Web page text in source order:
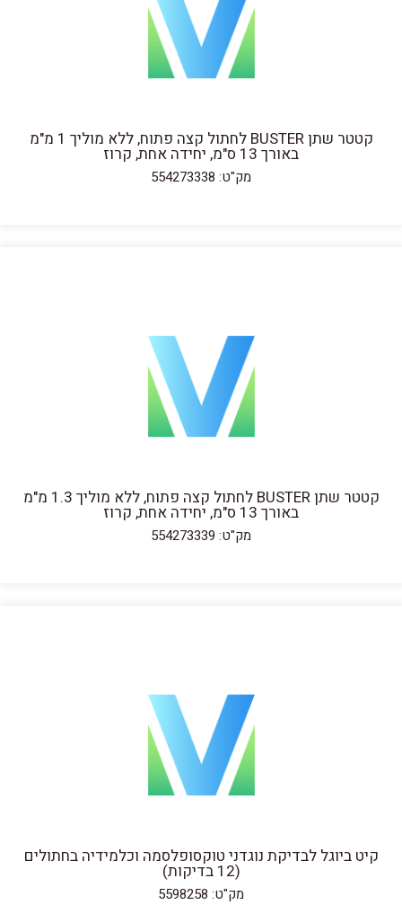
קטטר שתן BUSTER לחתול קצה פתוח, ללא מוליך 1 מ"מ
באורך 13 ס"מ, יחידה אחת, קרוז
מק"ט: 554273338
קטטר שתן BUSTER לחתול קצה פתוח, ללא מוליך 1.3 מ"מ
באורך 13 ס"מ, יחידה אחת, קרוז
מק"ט: 554273339
קיט ביוגל לבדיקת נוגדני טוקסופלסמה וכלמידיה בחתולים
(12 בדיקות)
מק"ט: 5598258